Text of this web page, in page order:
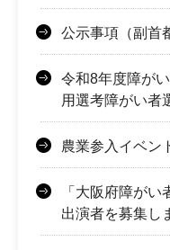
公示事項（副首
令和8年度障が
用選考障がい者
農業参入イベン
「大阪府障がい
出演者を募集し